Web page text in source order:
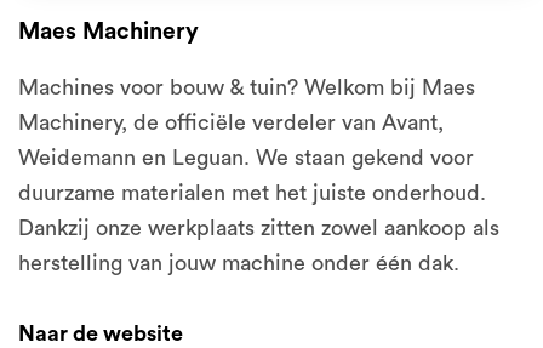
Maes Machinery
Machines voor bouw & tuin? Welkom bij Maes
Machinery, de officiële verdeler van Avant,
Weidemann en Leguan. We staan gekend voor
duurzame materialen met het juiste onderhoud.
Dankzij onze werkplaats zitten zowel aankoop als
herstelling van jouw machine onder één dak.
Naar de website